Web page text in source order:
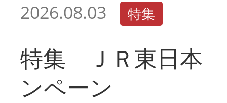
2026.08.03 特集
特集 ＪＲ東日本
ンペーン